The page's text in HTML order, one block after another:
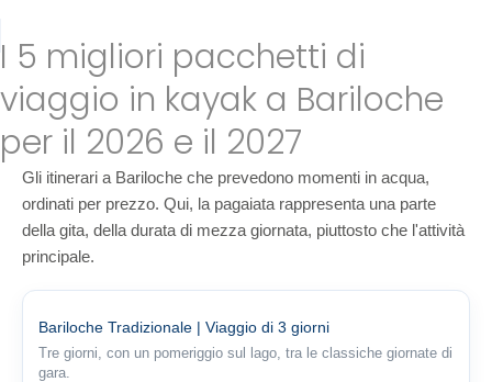
I 5 migliori pacchetti di
viaggio in kayak a Bariloche
per il 2026 e il 2027
Gli itinerari a Bariloche che prevedono momenti in acqua,
ordinati per prezzo. Qui, la pagaiata rappresenta una parte
della gita, della durata di mezza giornata, piuttosto che l'attività
principale.
Bariloche Tradizionale | Viaggio di 3 giorni
Tre giorni, con un pomeriggio sul lago, tra le classiche giornate di
gara.